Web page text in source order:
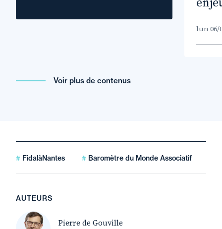
lun 06/
Voir plus de contenus
FidalàNantes Baromètre du Monde Associatif
AUTEURS
Pierre de Gouville